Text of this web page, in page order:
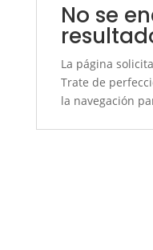
No se
La página
Trate de
la navegación